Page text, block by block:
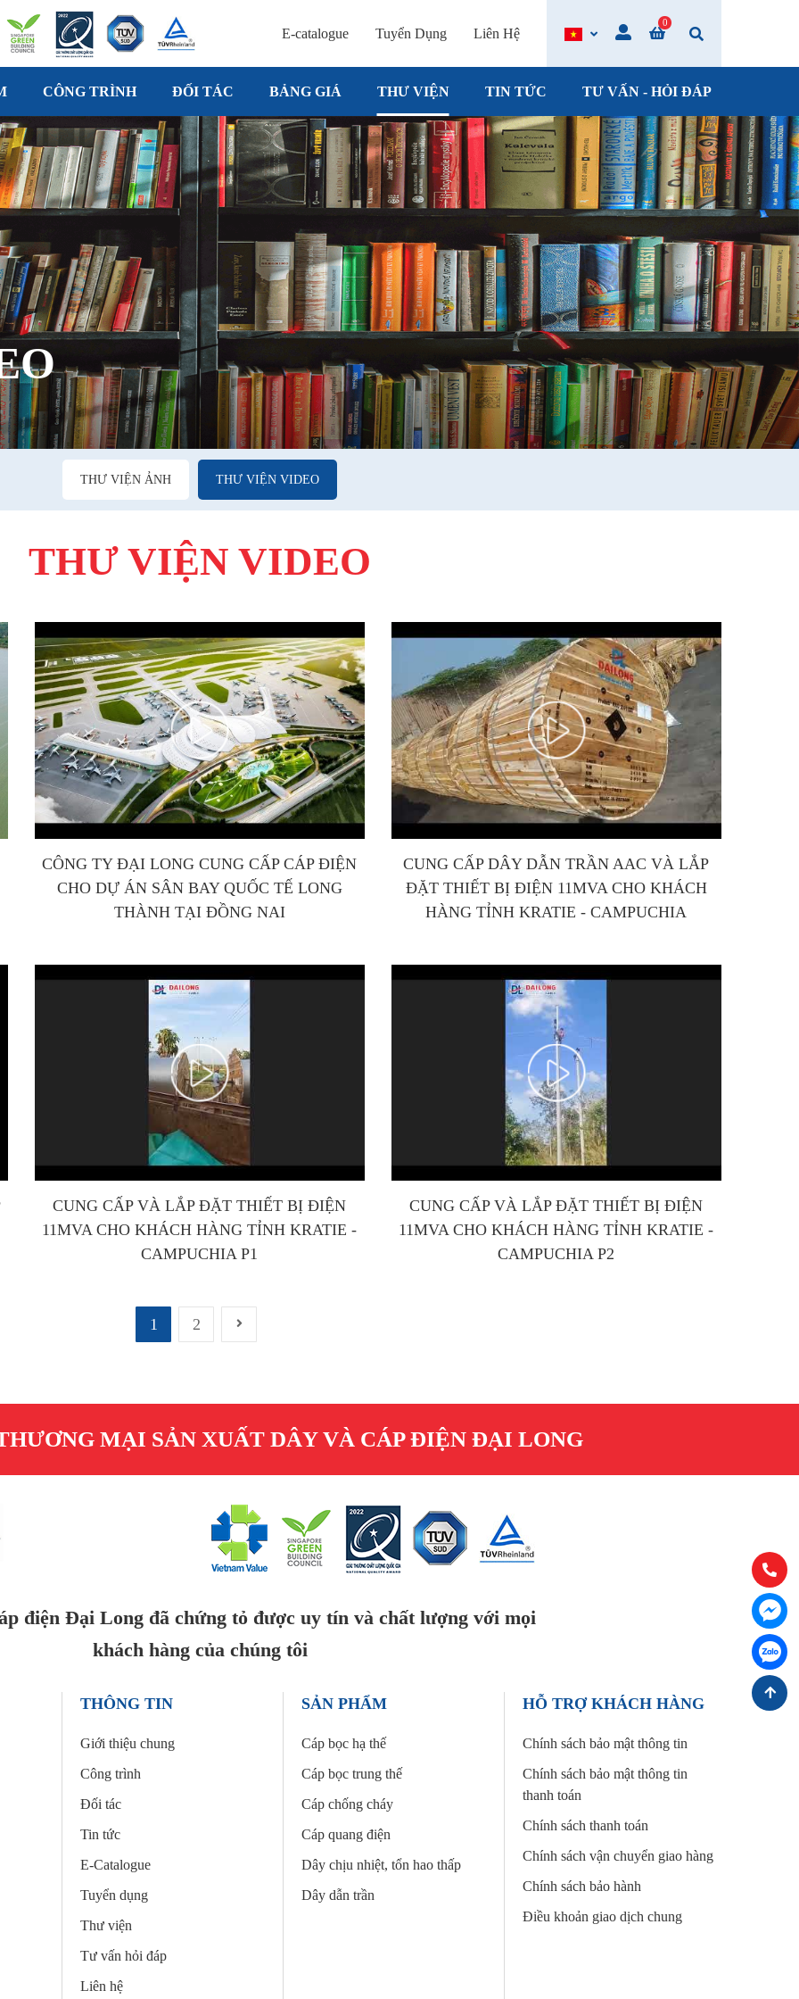
E-catalogue Tuyển Dụng Liên Hệ
0
CÔNG TRÌNH ĐỐI TÁC BẢNG GIÁ THƯ VIỆN TIN TỨC TƯ VẤN - HỎI ĐÁP
THƯ VIỆN ẢNH THƯ VIỆN VIDEO
THƯ VIỆN VIDEO
CÔNG TY ĐẠI LONG CUNG CẤP CÁP ĐIỆN
CHO DỰ ÁN SÂN BAY QUỐC TẾ LONG
THÀNH TẠI ĐỒNG NAI
CUNG CẤP DÂY DẪN TRẦN AAC VÀ LẮP
ĐẶT THIẾT BỊ ĐIỆN 11MVA CHO KHÁCH
HÀNG TỈNH KRATIE - CAMPUCHIA
CUNG CẤP VÀ LẮP ĐẶT THIẾT BỊ ĐIỆN
11MVA CHO KHÁCH HÀNG TỈNH KRATIE -
CAMPUCHIA P1
CUNG CẤP VÀ LẮP ĐẶT THIẾT BỊ ĐIỆN
11MVA CHO KHÁCH HÀNG TỈNH KRATIE -
CAMPUCHIA P2
1 2
MẠI SẢN XUẤT DÂY VÀ CÁP ĐIỆN ĐẠI LONG
điện Đại Long đã chứng tỏ được uy tín và chất lượng với mọi
khách hàng của chúng tôi
THÔNG TIN
Giới thiệu chung
Công trình
Đối tác
Tin tức
E-Catalogue
Tuyển dụng
Thư viện
Tư vấn hỏi đáp
Liên hệ
SẢN PHẨM
Cáp bọc hạ thế
Cáp bọc trung thế
Cáp chống cháy
Cáp quang điện
Dây chịu nhiệt, tổn hao thấp
Dây dẫn trần
HỖ TRỢ KHÁCH HÀNG
Chính sách bảo mật thông tin
Chính sách bảo mật thông tin
thanh toán
Chính sách thanh toán
Chính sách vận chuyển giao hàng
Chính sách bảo hành
Điều khoản giao dịch chung
Hotline:
Chát FB
Chát
Đi lên